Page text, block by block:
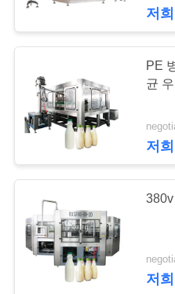
락
오
저
PE
균
저
저